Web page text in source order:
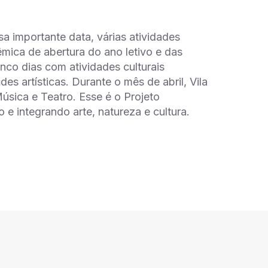
importante data, várias atividades
de abertura do ano letivo e das
dias com atividades culturais
artísticas. Durante o mês de abril, Vila
e Teatro. Esse é o Projeto
e integrando arte, natureza e cultura.